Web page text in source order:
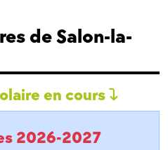
de Salon-la-
en cours
2026-2027